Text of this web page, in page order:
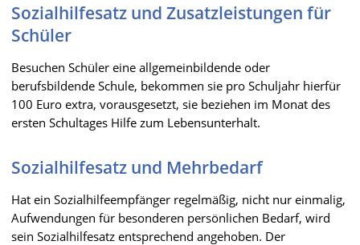
Sozialhilfesatz und Zusatzleistungen für
Schüler
Besuchen Schüler eine allgemeinbildende oder
berufsbildende Schule, bekommen sie pro Schuljahr hierfür
100 Euro extra, vorausgesetzt, sie beziehen im Monat des
ersten Schultages Hilfe zum Lebensunterhalt.
Sozialhilfesatz und Mehrbedarf
Hat ein Sozialhilfeempfänger regelmäßig, nicht nur einmalig,
Aufwendungen für besonderen persönlichen Bedarf, wird
sein Sozialhilfesatz entsprechend angehoben. Der